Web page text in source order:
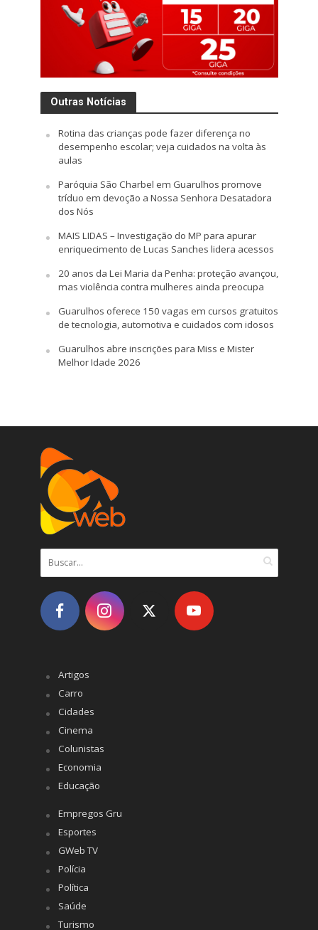
Outras Notícias
Rotina das crianças pode fazer diferença no
desempenho escolar; veja cuidados na volta às
aulas
Paróquia São Charbel em Guarulhos promove
tríduo em devoção a Nossa Senhora Desatadora
dos Nós
MAIS LIDAS – Investigação do MP para apurar
enriquecimento de Lucas Sanches lidera acessos
20 anos da Lei Maria da Penha: proteção avançou,
mas violência contra mulheres ainda preocupa
Guarulhos oferece 150 vagas em cursos gratuitos
de tecnologia, automotiva e cuidados com idosos
Guarulhos abre inscrições para Miss e Mister
Melhor Idade 2026
Artigos
Carro
Cidades
Cinema
Colunistas
Economia
Educação
Empregos Gru
Esportes
GWeb TV
Polícia
Política
Saúde
Turismo